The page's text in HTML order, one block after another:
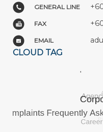
GENERAL LINE
FAX
EMAIL
CLOUD TAG